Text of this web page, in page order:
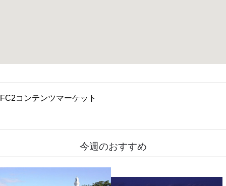
FC2コンテンツマーケット
今週のおすすめ